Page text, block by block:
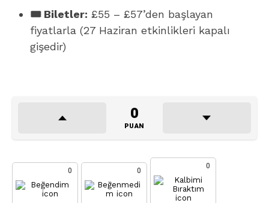
🎟️ Biletler: £55 – £57’den başlayan
fiyatlarla (27 Haziran etkinlikleri kapalı
gişedir)
0
PUAN
0 0 0